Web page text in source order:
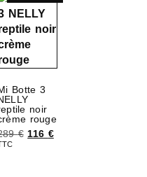
Botte 3
noir
rouge
€ 116 €